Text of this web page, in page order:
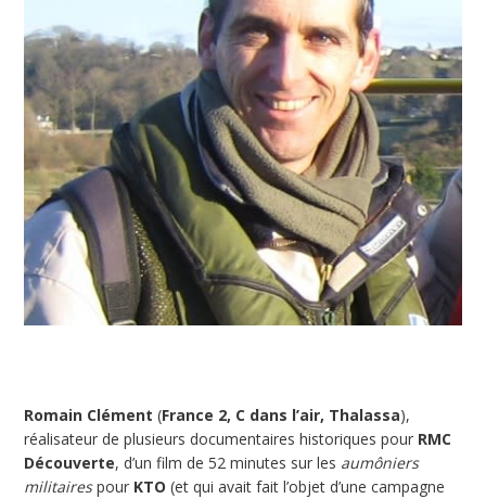
Romain Clément (France 2, C dans l’air, Thalassa),
réalisateur de plusieurs documentaires historiques pour RMC
Découverte, d’un film de 52 minutes sur les aumôniers
militairespour KTO (et qui avait fait l’objet d’une campagne